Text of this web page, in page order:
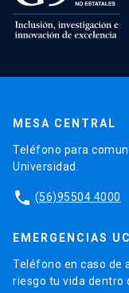
MESA CENTRAL
Teléfono para
Universidad.
phone (56)95504 4000
EMERGENCIAS UC
Teléfono en caso de
riesgo tu vida dentro